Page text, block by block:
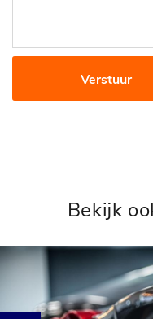
Verstuur
Bekijk